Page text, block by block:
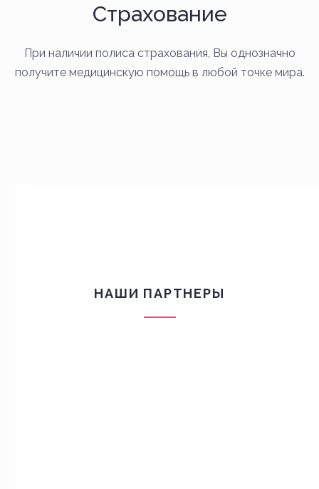
Страхование
При наличии полиса страхования, Вы однозначно
получите медицинскую помощь в любой точке мира.
НАШИ ПАРТНЕРЫ